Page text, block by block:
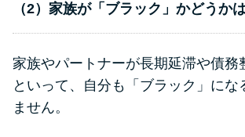
（2）家族が「ブラック」かどうか
家族やパートナーが長期延滞や債務
といって、自分も「ブラック」にな
ません。